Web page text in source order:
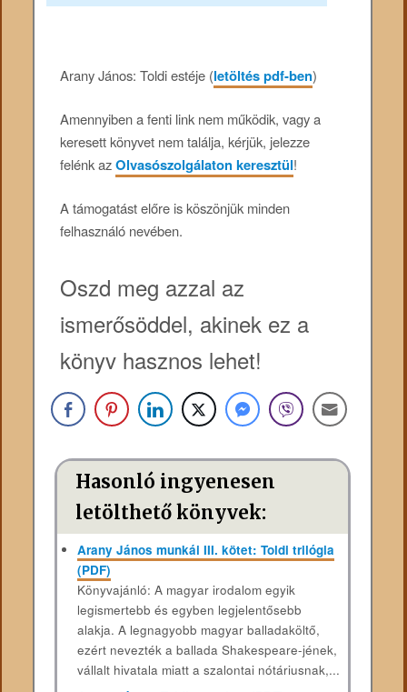
Arany János: Toldi estéje (letöltés pdf-ben)
Amennyiben a fenti link nem működik, vagy a
keresett könyvet nem találja, kérjük, jelezze
felénk azOlvasószolgálaton keresztül!
A támogatást előre is köszönjük minden
felhasználó nevében.
Oszd meg azzal az
ismerősöddel, akinek ez a
könyv hasznos lehet!
Hasonló ingyenesen
letölthető könyvek:
Arany János munkái III. kötet: Toldi trilógia
(PDF)
Könyvajánló: A magyar irodalom egyik
legismertebb és egyben legjelentősebb
alakja. A legnagyobb magyar balladaköltő,
ezért nevezték a ballada Shakespeare-jének,
vállalt hivatala miatt a szalontai nótáriusnak,...